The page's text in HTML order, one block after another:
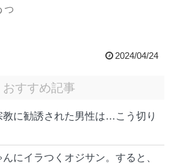
2024/04/24
おすすめ記事
教に勧誘された男性は…こう切り
にイラつくオジサン。すると、